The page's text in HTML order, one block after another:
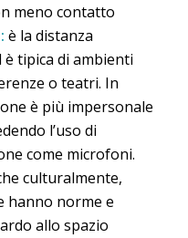
meno contatto
è la distanza
tipica di ambienti
o teatri. In
è più impersonale
l’uso di
come microfoni.
culturalmente,
hanno norme e
allo spazio